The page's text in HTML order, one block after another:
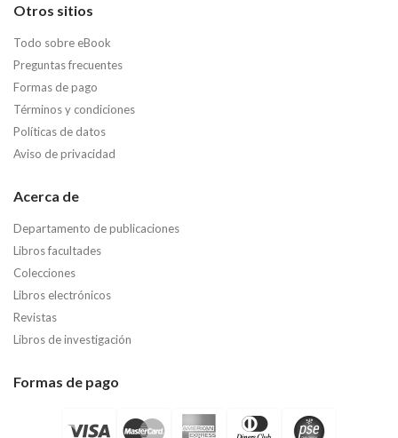
Otros sitios
Todo sobre eBook
Preguntas frecuentes
Formas de pago
Términos y condiciones
Políticas de datos
Aviso de privacidad
Acerca de
Departamento de publicaciones
Libros facultades
Colecciones
Libros electrónicos
Revistas
Libros de investigación
Formas de pago